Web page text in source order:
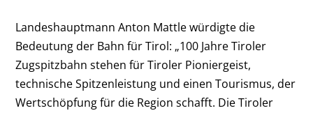
Landeshauptmann Anton Mattle würdigte die
Bedeutung der Bahn für Tirol: „100 Jahre Tiroler
Zugspitzbahn stehen für Tiroler Pioniergeist,
technische Spitzenleistung und einen Tourismus, der
Wertschöpfung für die Region schafft. Die Tiroler